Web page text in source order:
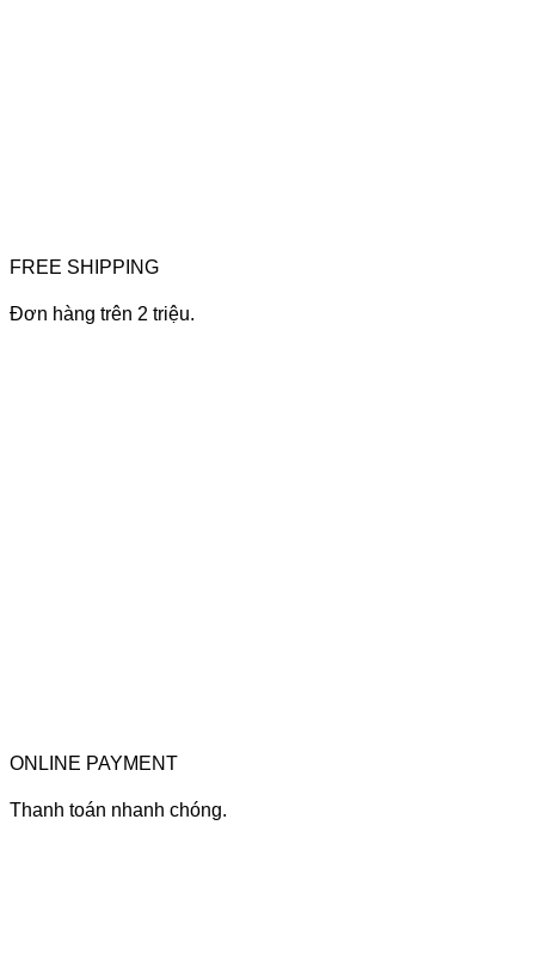
FREE SHIPPING
Đơn hàng trên 2 triệu.
ONLINE PAYMENT
Thanh toán nhanh chóng.